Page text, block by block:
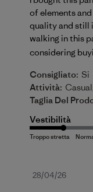
of elements
quality and still
walking in this
considering
Consigliato: Si
Attività:
Taglia Del
Vestibilità
Data
28/04/26